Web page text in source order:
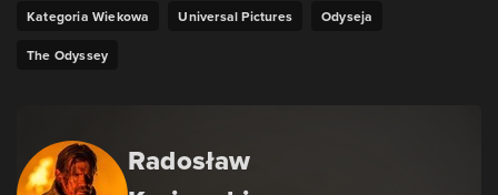
Kategoria Wiekowa Universal Pictures Odyseja
The Odyssey
Radosław